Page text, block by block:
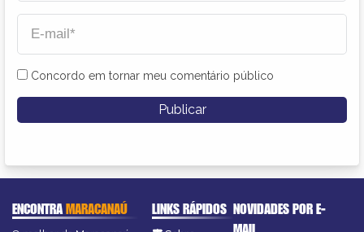
Concordo em tornar meu comentário público
ENCONTRAMARACANAÚ LINKS RÁPIDOS NOVIDADES POR E-